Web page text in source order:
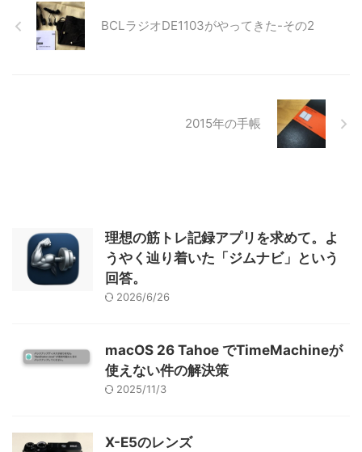
BCLラジオDE1103がやってきた-その2
2015年の手帳
理想の筋トレ記録アプリを求めて。よ
うやく辿り着いた「ジムナビ」という
回答。
2026/6/26
macOS 26 Tahoe でTimeMachineが
使えない件の解決策
2025/11/3
X-E5のレンズ